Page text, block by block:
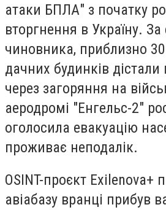
атаки БПЛА" з початку
вторгнення в Україну.
чиновника, приблизно
дачних будинків
через загоряння на
аеродромі "Енгельс-2"
оголосила евакуацію
проживає неподалік.
OSINT-проєкт Exilenova+
авіабазу вранці прибув